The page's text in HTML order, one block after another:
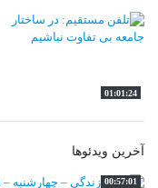
01:01:24
آخرین ویدئوها
00:57:01